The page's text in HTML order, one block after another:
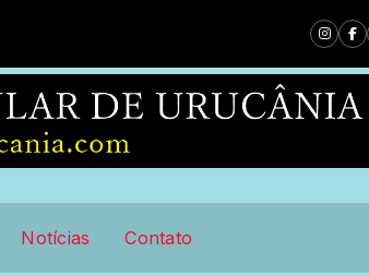
Notícias Contato